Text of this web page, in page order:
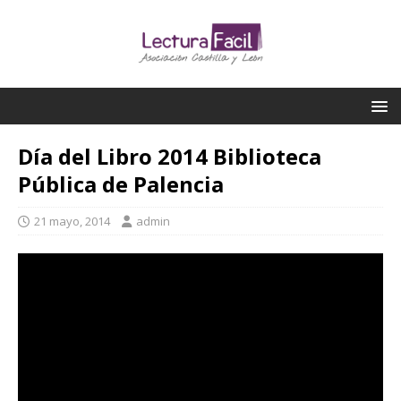
Día del Libro 2014 Biblioteca
Pública de Palencia
21 mayo, 2014 admin